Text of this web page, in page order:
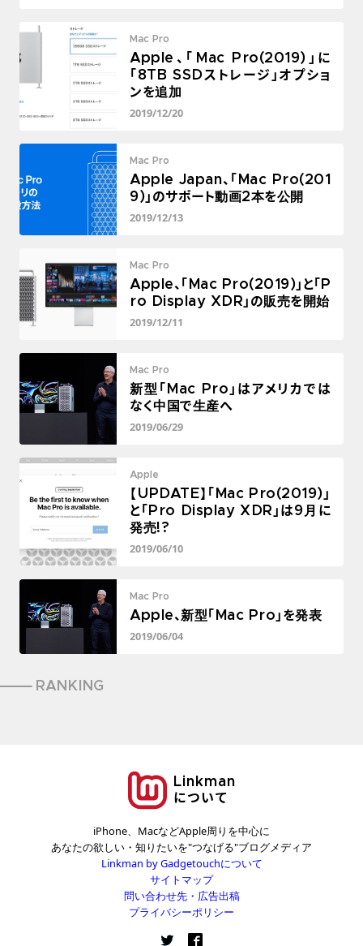
Mac Pro
Apple、「Mac Pro(2019)」に
「8TB SSDストレージ」オプショ
ンを追加
2019/12/20
Mac Pro
Apple Japan、「Mac Pro(201
9)」のサポート動画2本を公開
2019/12/13
Mac Pro
Apple、「Mac Pro(2019)」と「P
ro Display XDR」の販売を開始
2019/12/11
Mac Pro
新型「Mac Pro」はアメリカでは
なく中国で生産へ
2019/06/29
Apple
【UPDATE】「Mac Pro(2019)」
と「Pro Display XDR」は9月に
発売!?
2019/06/10
Mac Pro
Apple、新型「Mac Pro」を発表
2019/06/04
RANKING
Linkman
について
iPhone、MacなどApple周りを中心に
あなたの欲しい・知りたいを"つなげる"ブログメディア
Linkman by Gadgetouchについて
サイトマップ
問い合わせ先・広告出稿
プライバシーポリシー